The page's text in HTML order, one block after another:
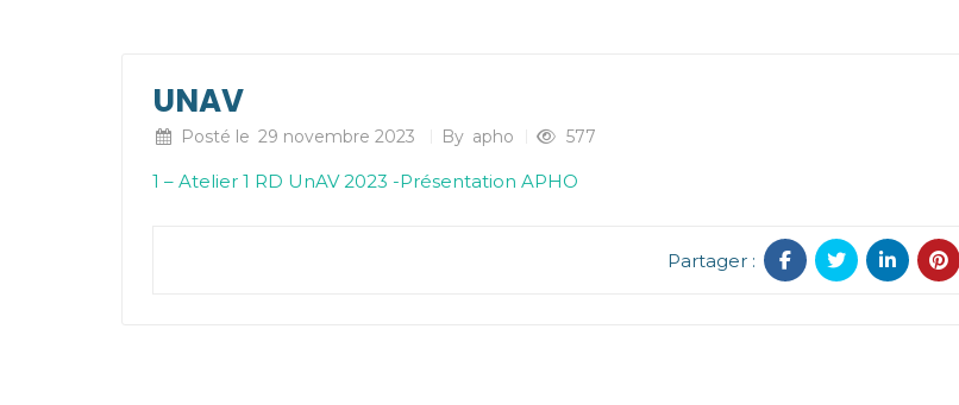
UNAV
Posté le 29 novembre 2023 By apho 577
1 – Atelier 1 RD UnAV 2023 -Présentation APHO
Partager :